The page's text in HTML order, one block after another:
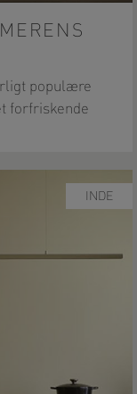
populære
forfriskende
INDE